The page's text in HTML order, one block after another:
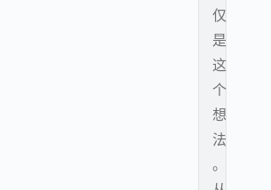
仅
是
这
个
想
法
。